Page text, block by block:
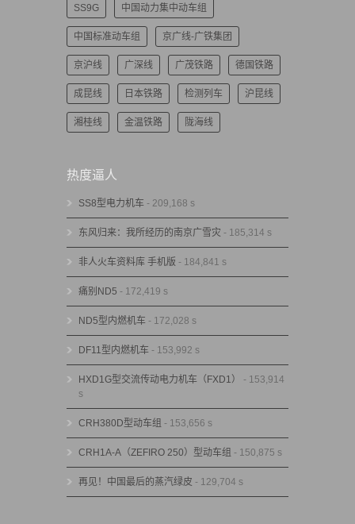
SS9G 中国动力集中动车组
中国标准动车组 京广线-广铁集团
京沪线 广深线 广茂铁路 德国铁路
成昆线 日本铁路 检测列车 沪昆线
湘桂线 金温铁路 陇海线
热度逼人
SS8型电力机车 - 209,168 s
东风归来：我所经历的南京广雪灾 - 185,314 s
非人火车资料库 手机版 - 184,841 s
痛别ND5 - 172,419 s
ND5型内燃机车 - 172,028 s
DF11型内燃机车 - 153,992 s
HXD1G型交流传动电力机车（FXD1）
- 153,914
s
CRH380D型动车组 - 153,656 s
CRH1A-A（ZEFIRO 250）型动车组 - 150,875 s
再见！中国最后的蒸汽绿皮 - 129,704 s